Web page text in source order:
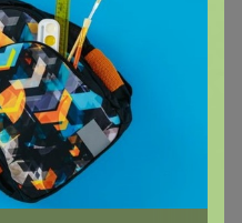
28,4р
Колорит 10 мл Белый